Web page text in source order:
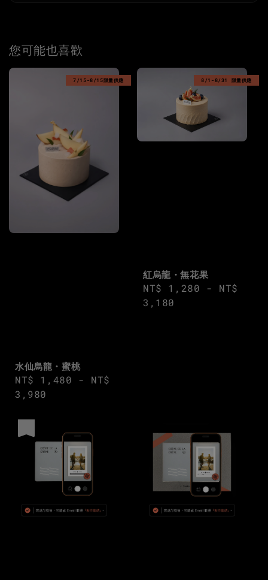
您可能也喜歡
7/15-8/15限量供應
水仙烏龍・蜜桃
Regular
price
NT$ 1,480 - NT$
3,980
8/1-8/31 限量供應
紅烏龍・無花果
Regular
price
NT$ 1,280 - NT$
3,180